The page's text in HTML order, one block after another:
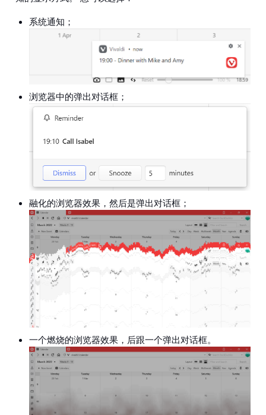
系统通知；
浏览器中的弹出对话框；
融化的浏览器效果，然后是弹出对话框；
一个燃烧的浏览器效果，后跟一个弹出对话框。